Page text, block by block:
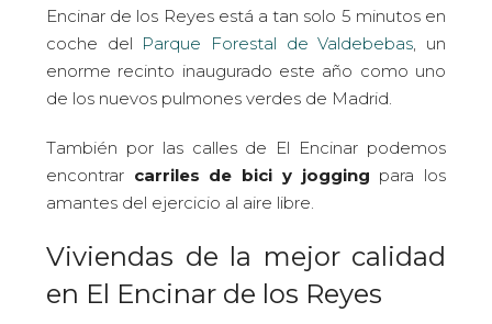
Encinar de los Reyes está a tan solo 5 minutos en
coche del Parque Forestal de Valdebebas , un
enorme recinto inaugurado este año como uno
de los nuevos pulmones verdes de Madrid.
También por las calles de El Encinar podemos
encontrar carriles de bici y jogging para los
amantes del ejercicio al aire libre.
Viviendas de la mejor calidad
en El Encinar de los Reyes